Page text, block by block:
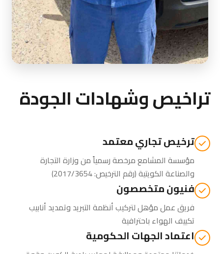
تراخيص وشهادات الجودة
ترخيص تجاري معتمد
مؤسسة المشامع مرخصة رسمياً منوزارة التجارة
والصناعة الكويتية(رقم الترخيص: 2017/3654)
فنيون متخصصون
فريق عمل مؤهل لتركيب أنظمة التبريد وتمديد أنابيب
تكييف الهواء باحترافية
اعتماد الجهات الحكومية